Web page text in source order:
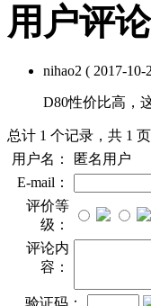
用户评论
nihao2 ( 2017-10-
D80性价比高，
总计 1 个记录，共 1 页
用户名：
匿名用户
E-mail：
评价等
级：
评论内
容：